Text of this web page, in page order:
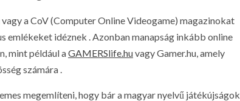
a CoV (Computer Online Videogame) magazinokat
emlékeket idéznek . Azonban manapság inkább online
mint például aGAMERSlife.huvagy Gamer.hu, amely
számára .
megemlíteni, hogy bár a magyar nyelvű játékújságok